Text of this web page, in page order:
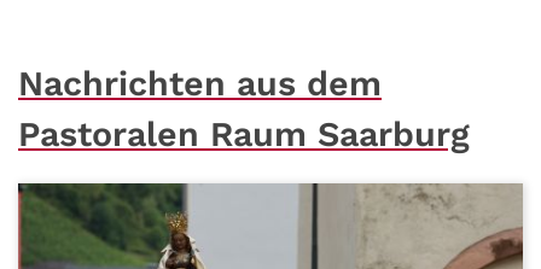
Nachrichten aus dem
Pastoralen Raum Saarburg